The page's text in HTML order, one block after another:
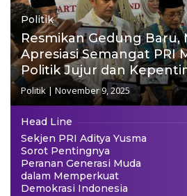
Politik
Resmikan Gedung Baru,
Apresiasi Semangat PRI
Politik Jujur dan
Politik| November 9, 2025
Head Line
Sekjen PRI Aditya Yusma
Sorot Pentingnya
Peranan Generasi Muda
dalam Memperkuat
Demokrasi Indonesia